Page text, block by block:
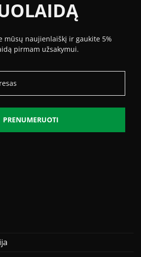
mūsų naujienlaiškį ir gaukite 5%
pirmam užsakymui.
PRENUMERUOTI